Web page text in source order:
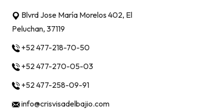
Blvrd Jose María Morelos 402, El
Peluchan, 37119
+52 477-218-70-50
+52 477-270-05-03
+52 477-258-09-91
info@crisvisadelbajio.com